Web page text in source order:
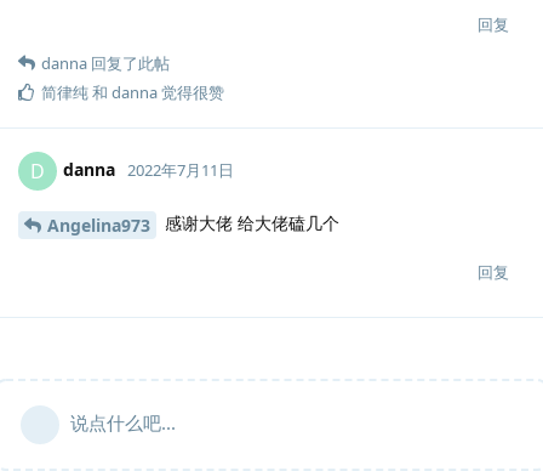
回复
danna 回复了此帖
简律纯和 danna觉得很赞
D danna 2022年7月11日
Angelina973 感谢大佬 给大佬磕几个
回复
说点什么吧...